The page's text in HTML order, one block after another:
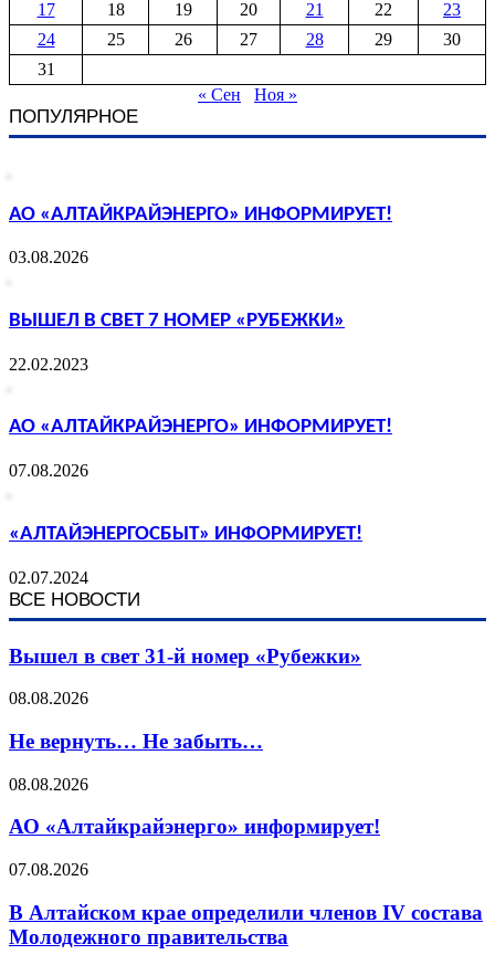
17 18 19 20 21 22
23
24
25 26 27 28 29
30
31
« Сен
Ноя »
ПОПУЛЯРНОЕ
АО «АЛТАЙКРАЙЭНЕРГО» ИНФОРМИРУЕТ!
03.08.2026
ВЫШЕЛ В СВЕТ 7 НОМЕР «РУБЕЖКИ»
22.02.2023
АО «АЛТАЙКРАЙЭНЕРГО» ИНФОРМИРУЕТ!
07.08.2026
«АЛТАЙЭНЕРГОСБЫТ» ИНФОРМИРУЕТ!
02.07.2024
ВСЕ НОВОСТИ
Вышел в свет 31-й номер «Рубежки»
08.08.2026
Не вернуть… Не забыть…
08.08.2026
АО «Алтайкрайэнерго» информирует!
07.08.2026
В Алтайском крае определили членов IV состава
Молодежного правительства